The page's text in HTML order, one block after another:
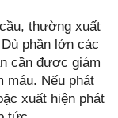
thường xuất
phần lớn các
cần được giám
máu. Nếu phát
xuất hiện phát